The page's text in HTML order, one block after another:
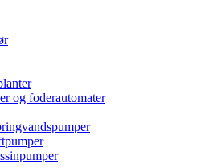
og foderautomater